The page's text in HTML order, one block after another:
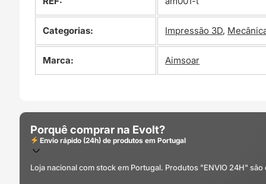
Categorias: Impressão 3D,
Marca: Aimsoar
Porquê comprar na Evolt?
Envio rápido (24h) de produtos em Portugal
Loja nacional com stock em Portugal. Produtos "ENVIO 24H"